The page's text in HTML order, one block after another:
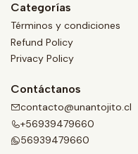
Categorías
Términos y condiciones
Refund Policy
Privacy Policy
Contáctanos
contacto@unantojito.cl
+56939479660
56939479660